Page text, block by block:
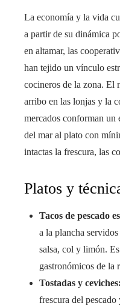
La economía y la vida
a partir de su dinámica
en altamar, las
han tejido un vínculo
cocineros de la zona. El
arribo en las lonjas y la
mercados conforman un
del mar al plato con
intactas la frescura, las
Platos y
Tacos de pescado
a la plancha
salsa, col y limón.
gastronómicos de la
Tostadas y ceviches:
frescura del